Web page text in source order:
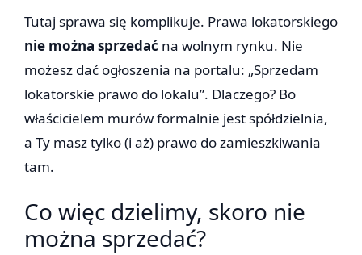
Tutaj sprawa się komplikuje. Prawa lokatorskiego
nie można sprzedać na wolnym rynku. Nie
możesz dać ogłoszenia na portalu: „Sprzedam
lokatorskie prawo do lokalu”. Dlaczego? Bo
właścicielem murów formalnie jest spółdzielnia,
a Ty masz tylko (i aż) prawo do zamieszkiwania
tam.
Co więc dzielimy, skoro nie
można sprzedać?